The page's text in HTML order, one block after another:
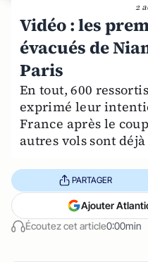
2
Vidéo : les
évacués de
Paris
En tout, 600
exprimé leur
France après le
autres vols sont
Écoutez cet article0:00min
PARTAGER
Ajouter